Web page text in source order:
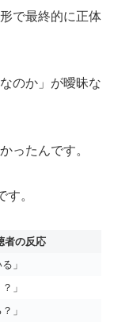
で最終的に正体
のか」が曖昧な
ったんです。
。
者の反応
」
」
」